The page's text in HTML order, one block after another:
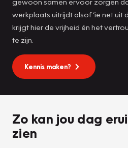
werkplaats uitrijdt alsof ‘ie net uit
krijgt hier de vrijheid én het
te zijn.
Kennis maken?
Zo kan jou dag
zien